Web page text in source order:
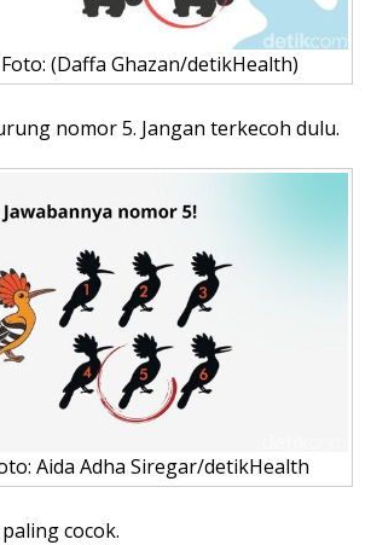
(Daffa Ghazan/detikHealth)
nomor 5. Jangan terkecoh dulu.
Aida Adha Siregar/detikHealth
cocok.